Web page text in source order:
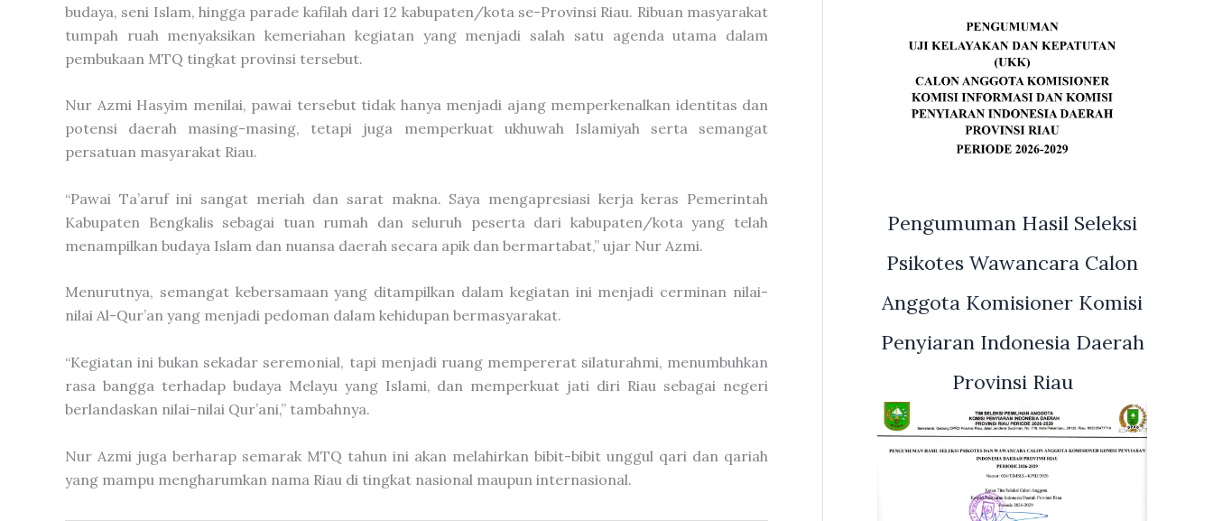
budaya, seni Islam, hingga parade kafilah dari 12 kabupaten/kota se-Provinsi Riau. Ribuan masyarakat
tumpah ruah menyaksikan kemeriahan kegiatan yang menjadi salah satu agenda utama dalam
pembukaan MTQ tingkat provinsi tersebut.
Nur Azmi Hasyim menilai, pawai tersebut tidak hanya menjadi ajang memperkenalkan identitas dan
potensi daerah masing-masing, tetapi juga memperkuat ukhuwah Islamiyah serta semangat
persatuan masyarakat Riau.
“Pawai Ta’aruf ini sangat meriah dan sarat makna. Saya mengapresiasi kerja keras Pemerintah
Kabupaten Bengkalis sebagai tuan rumah dan seluruh peserta dari kabupaten/kota yang telah
menampilkan budaya Islam dan nuansa daerah secara apik dan bermartabat,” ujar Nur Azmi.
Menurutnya, semangat kebersamaan yang ditampilkan dalam kegiatan ini menjadi cerminan nilai-
nilai Al-Qur’an yang menjadi pedoman dalam kehidupan bermasyarakat.
“Kegiatan ini bukan sekadar seremonial, tapi menjadi ruang mempererat silaturahmi, menumbuhkan
rasa bangga terhadap budaya Melayu yang Islami, dan memperkuat jati diri Riau sebagai negeri
berlandaskan nilai-nilai Qur’ani,” tambahnya.
Nur Azmi juga berharap semarak MTQ tahun ini akan melahirkan bibit-bibit unggul qari dan qariah
yang mampu mengharumkan nama Riau di tingkat nasional maupun internasional.
Pengumuman Hasil Seleksi
Psikotes Wawancara Calon
Anggota Komisioner Komisi
Penyiaran Indonesia Daerah
Provinsi Riau